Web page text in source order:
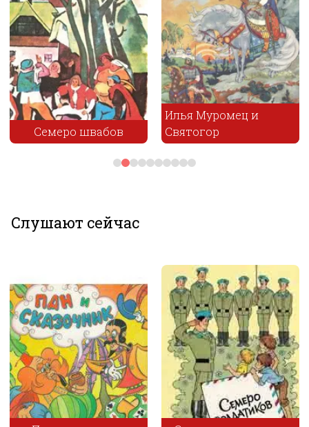
Илья Муромец и
Cвятогор
Розбойники
Слушают сейчас